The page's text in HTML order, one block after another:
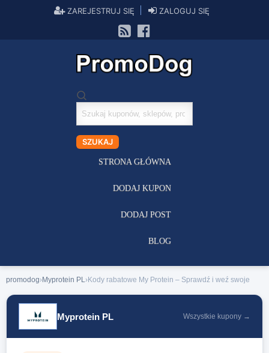
ZAREJESTRUJ SIĘ ZALOGUJ SIĘ
Szukaj
kuponów
SZUKAJ
STRONA GŁÓWNA
DODAJ KUPON
DODAJ POST
BLOG
promodog›Myprotein PL›Kody rabatowe My Protein – Sprawdź i weź swoje
Myprotein PL Wszystkie kupony →